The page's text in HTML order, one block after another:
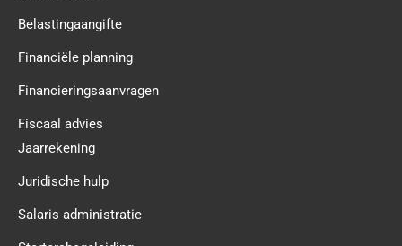
Belastingaangifte
Financiële planning
Financieringsaanvragen
Fiscaal advies
Jaarrekening
Juridische hulp
Salaris administratie